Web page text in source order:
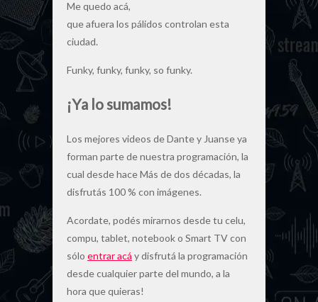
Me quedo acá,
que afuera los pálidos controlan esta
ciudad.
Funky, funky, funky, so funky.
¡Ya lo sumamos!
Los mejores videos de Dante y Juanse ya
forman parte de nuestra programación, la
cual desde hace Más de dos décadas, la
disfrutás 100 % con imágenes.
Acordate, podés mirarnos desde tu celu,
compu, tablet, notebook o Smart TV con
sólo entrar acá y disfrutá la programación
desde cualquier parte del mundo, a la
hora que quieras!